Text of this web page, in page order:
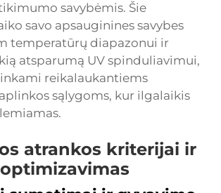
savybėmis. Šie
savo apsauginines savybes
temperatūrų diapazonui ir
atsparumą UV spinduliavimui,
reikalaukantiems
sąlygoms, kur ilgalaikis
atrankos kriterijai ir